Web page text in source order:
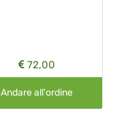
72,00
Andare all'ordine